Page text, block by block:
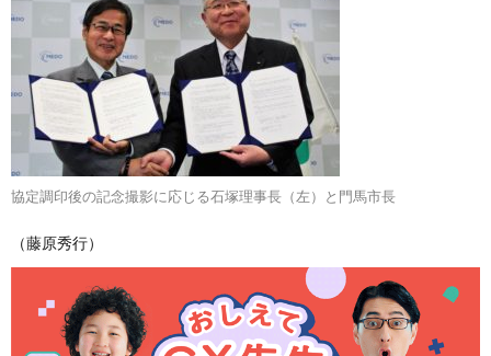
協定調印後の記念撮影に応じる石塚理事長（左）と門馬市長
（藤原秀行）